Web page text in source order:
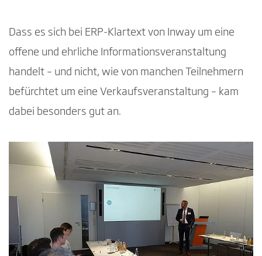
Dass es sich bei ERP-Klartext von Inway um eine
offene und ehrliche Informationsveranstaltung
handelt – und nicht, wie von manchen Teilnehmern
befürchtet um eine Verkaufsveranstaltung – kam
dabei besonders gut an.